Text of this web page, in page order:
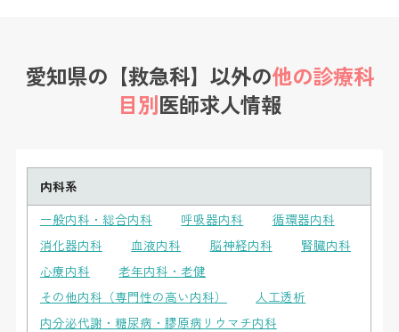
愛知県の【救急科】以外の他の診療科
目別医師求人情報
内科系
一般内科・総合内科
呼吸器内科
循環器内科
消化器内科
血液内科 脳神経内科
腎臓内科
心療内科
老年内科・老健
その他内科（専門性の高い内科）
人工透析
内分泌代謝・糖尿病・膠原病リウマチ内科